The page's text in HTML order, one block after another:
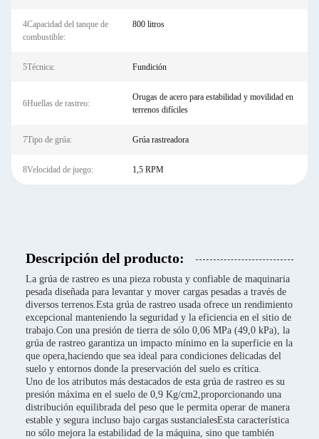
4Capacidad del tanque de
combustible:
800 litros
5Técnica: Fundición
6Huellas de rastreo:
Orugas de acero para estabilidad y movilidad en
terrenos difíciles
7Tipo de grúa: Grúa rastreadora
8Velocidad de juego: 1,5 RPM
Descripción del producto:
La grúa de rastreo es una pieza robusta y confiable de maquinaria
pesada diseñada para levantar y mover cargas pesadas a través de
diversos terrenos.Esta grúa de rastreo usada ofrece un rendimiento
excepcional manteniendo la seguridad y la eficiencia en el sitio de
trabajo.Con una presión de tierra de sólo 0,06 MPa (49,0 kPa), la
grúa de rastreo garantiza un impacto mínimo en la superficie en la
que opera,haciendo que sea ideal para condiciones delicadas del
suelo y entornos donde la preservación del suelo es crítica.
Uno de los atributos más destacados de esta grúa de rastreo es su
presión máxima en el suelo de 0,9 Kg/cm2,proporcionando una
distribución equilibrada del peso que le permita operar de manera
estable y segura incluso bajo cargas sustancialesEsta característica
no sólo mejora la estabilidad de la máquina, sino que también